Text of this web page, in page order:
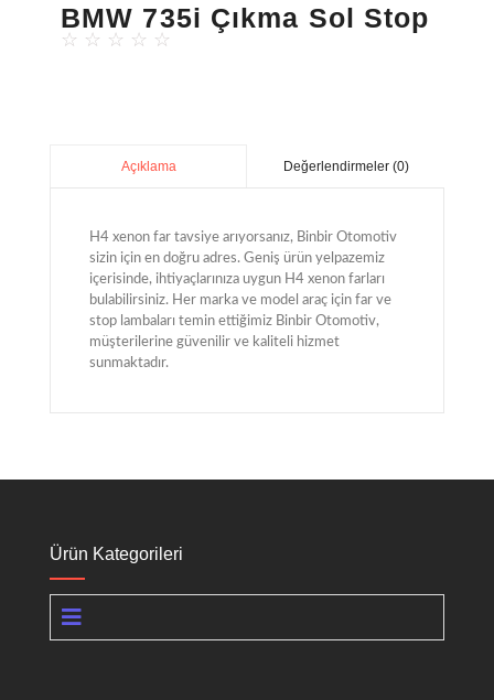
BMW 735i Çıkma Sol Stop
☆ ☆ ☆ ☆ ☆
Açıklama Değerlendirmeler (0)
H4 xenon far tavsiye arıyorsanız, Binbir Otomotiv
sizin için en doğru adres. Geniş ürün yelpazemiz
içerisinde, ihtiyaçlarınıza uygun H4 xenon farları
bulabilirsiniz. Her marka ve model araç için far ve
stop lambaları temin ettiğimiz Binbir Otomotiv,
müşterilerine güvenilir ve kaliteli hizmet
sunmaktadır.
Ürün Kategorileri